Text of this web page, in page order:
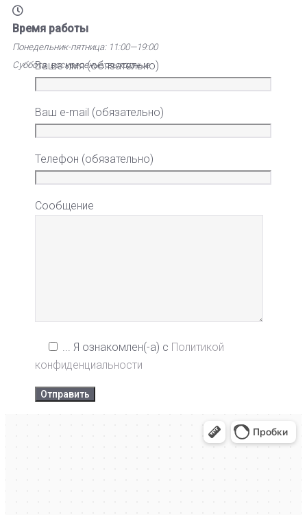
Время работы
Понедельник-пятница: 11:00—19:00
Суббота, воскресенье: выходные
Ваше имя (обязательно)
Ваш e-mail (обязательно)
Телефон (обязательно)
Сообщение
... Я ознакомлен(-а) с Политикой
конфиденциальности